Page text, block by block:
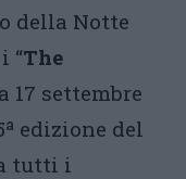
della Notte
“The
17 settembre
edizione del
tutti i